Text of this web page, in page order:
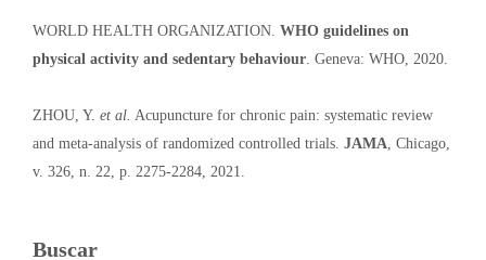
WORLD HEALTH ORGANIZATION. WHO guidelines on
physical activity and sedentary behaviour. Geneva: WHO, 2020.
ZHOU, Y. et al. Acupuncture for chronic pain: systematic review
and meta-analysis of randomized controlled trials. JAMA, Chicago,
v. 326, n. 22, p. 2275-2284, 2021.
Buscar